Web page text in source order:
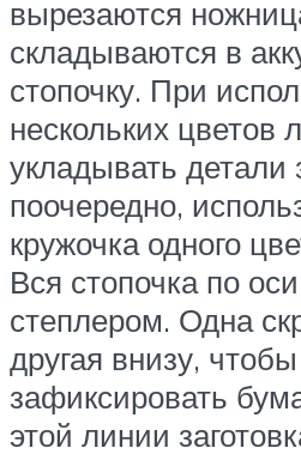
вырезаются
складываются в
стопочку. При
нескольких цветов
укладывать детали
поочередно,
кружочка одного
Вся стопочка по
степлером. Одна
другая внизу,
зафиксировать
этой линии